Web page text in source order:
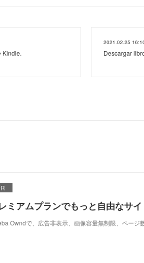
Kindle.
2021.02.25
Descargar
ミアムプランでもっと自由なサ
Owndで、広告非表示、画像容量無制限、ページ